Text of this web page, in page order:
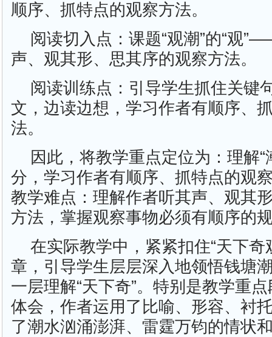
顺序、抓特点的观察方法。
阅读切入点：课题“观潮”的“观
声、观其形、思其序的观察方法。
阅读训练点：引导学生抓住关键
文，边读边想，学习作者有顺序、
法。
因此，将教学重点定位为：理解“
分，学习作者有顺序、抓特点的观
教学难点：理解作者听其声、观其
方法，掌握观察事物必须有顺序的
在实际教学中，紧紧扣住“天下奇
章，引导学生层层深入地领悟钱塘
一层理解“天下奇”。特别是教学重
体会，作者运用了比喻、形容、衬
了潮水汹涌澎湃、雷霆万钧的情状